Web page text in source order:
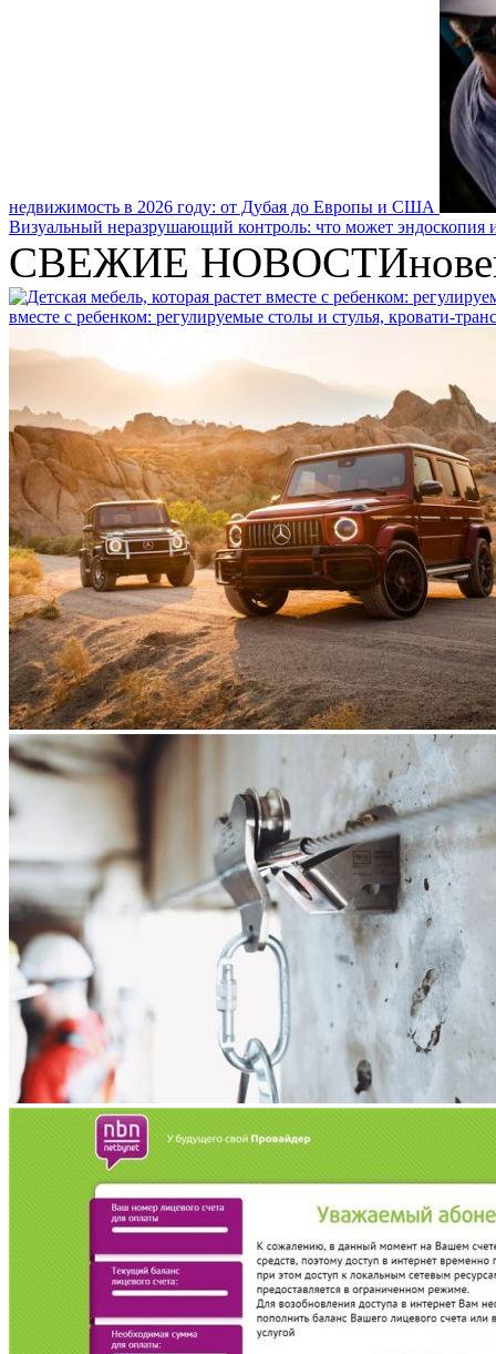
недвижимость в 2026 году: от Дубая до Европы и США
Визуальный неразрушающий контроль: что может эндоскопия
СВЕЖИЕ НОВОСТИ
вместе с ребенком: регулируемые столы и стулья, кровати-